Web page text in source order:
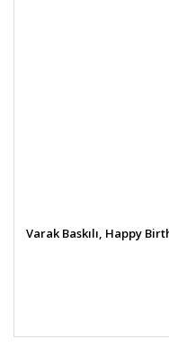
Varak Baskılı, Happy